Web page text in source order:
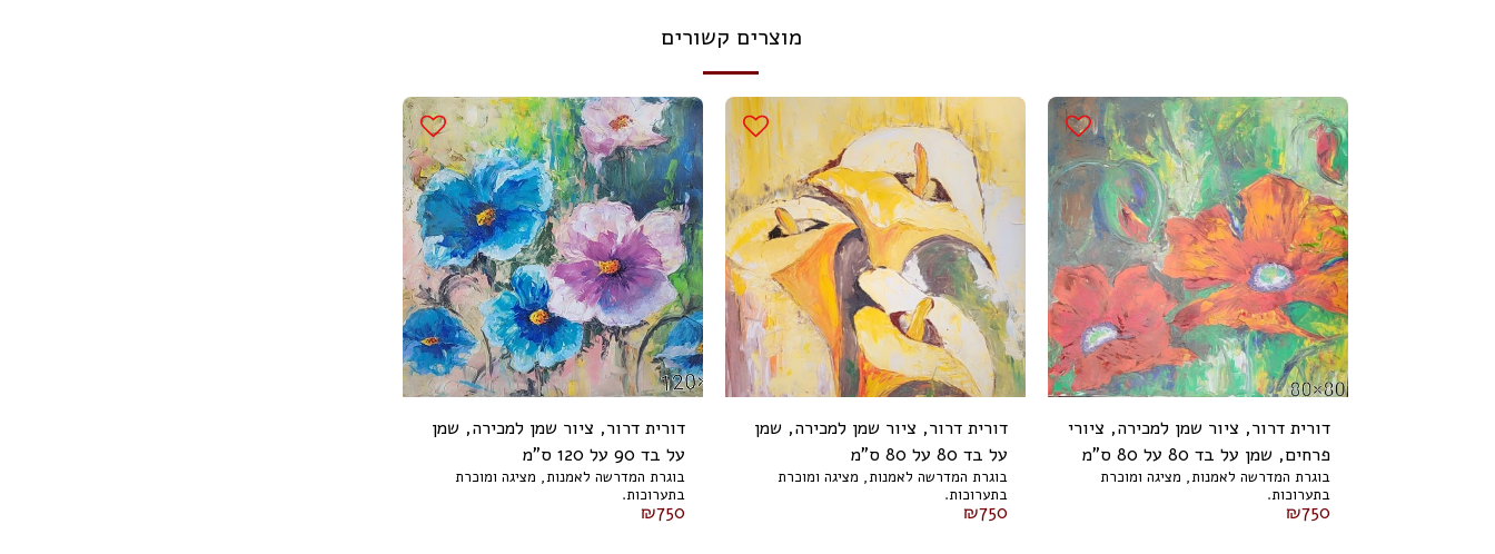
מוצרים קשורים
דורית דרור, ציור שמן למכירה, ציורי
פרחים, שמן על בד 80 על 80 ס"מ
בוגרת המדרשה לאמנות, מציגה ומוכרת
בתערוכות.
₪750
דורית דרור, ציור שמן למכירה, שמן
על בד 80 על 80 ס"מ
בוגרת המדרשה לאמנות, מציגה ומוכרת
בתערוכות.
₪750
דורית דרור, ציור שמן למכירה, שמן
על בד 90 על 120 ס"מ
בוגרת המדרשה לאמנות, מציגה ומוכרת
בתערוכות.
₪750